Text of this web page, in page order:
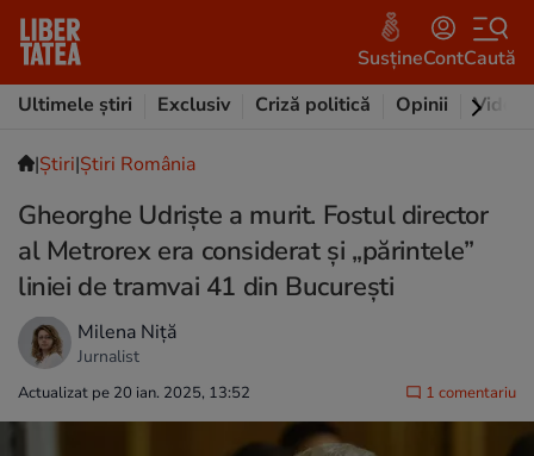
SusțineContCaută
Ultimele știri
Exclusiv Criză politică Opinii Video
|Ştiri|Știri România
Gheorghe Udriște a murit. Fostul director
al Metrorex era considerat și „părintele”
liniei de tramvai 41 din București
Milena Niță
Jurnalist
Actualizat pe 20 ian. 2025, 13:52 1 comentariu